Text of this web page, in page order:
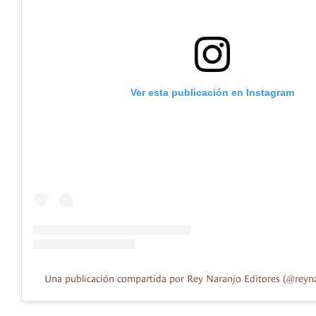
Ver esta publicación en Instagram
Una publicación compartida por Rey Naranjo Editores